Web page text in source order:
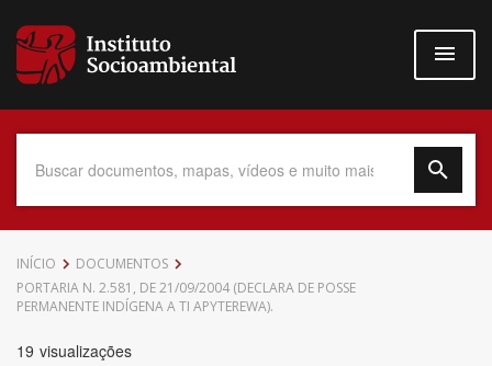
para
conteúdo
Data do Documento
INÍCIO
DOCUMENTOS
PORTARIA N. 2.581, DE 21/09/2004 (DECLARA DE POSSE
PERMANENTE INDÍGENA A TI APYTEREWA).
19 visualizações